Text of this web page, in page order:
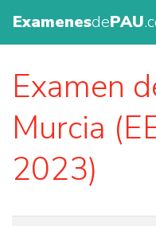
ExamenesdePAU
Examen
Murcia
2023)